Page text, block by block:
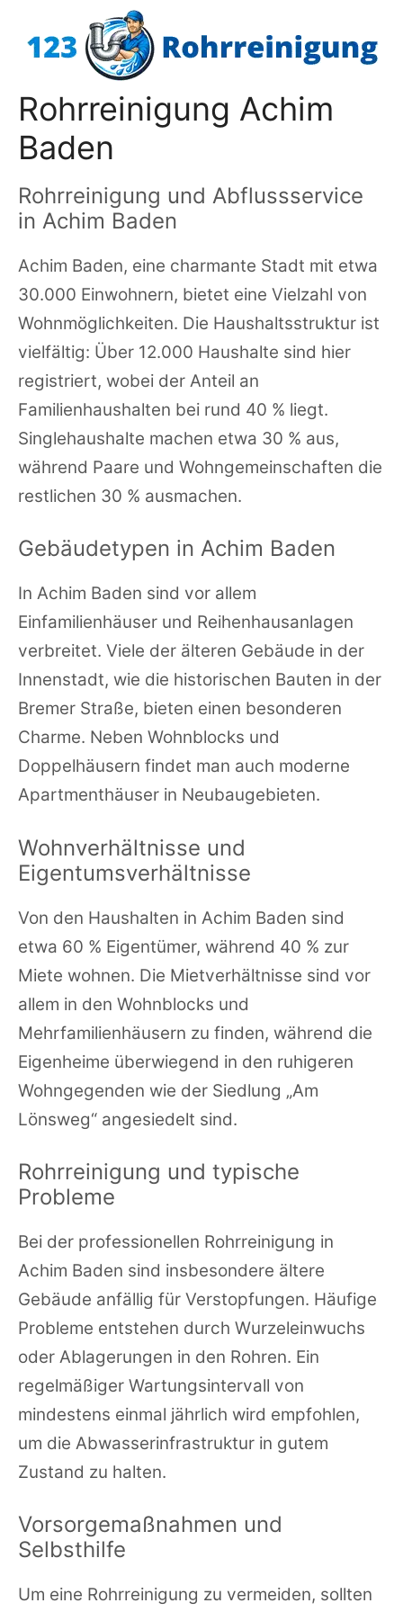
Inhalt
Rohrreinigung Achim
Baden
Rohrreinigung und Abflussservice
in Achim Baden
Achim Baden, eine charmante Stadt mit etwa
30.000 Einwohnern, bietet eine Vielzahl von
Wohnmöglichkeiten. Die Haushaltsstruktur ist
vielfältig: Über 12.000 Haushalte sind hier
registriert, wobei der Anteil an
Familienhaushalten bei rund 40 % liegt.
Singlehaushalte machen etwa 30 % aus,
während Paare und Wohngemeinschaften die
restlichen 30 % ausmachen.
Gebäudetypen in Achim Baden
In Achim Baden sind vor allem
Einfamilienhäuser und Reihenhausanlagen
verbreitet. Viele der älteren Gebäude in der
Innenstadt, wie die historischen Bauten in der
Bremer Straße, bieten einen besonderen
Charme. Neben Wohnblocks und
Doppelhäusern findet man auch moderne
Apartmenthäuser in Neubaugebieten.
Wohnverhältnisse und
Eigentumsverhältnisse
Von den Haushalten in Achim Baden sind
etwa 60 % Eigentümer, während 40 % zur
Miete wohnen. Die Mietverhältnisse sind vor
allem in den Wohnblocks und
Mehrfamilienhäusern zu finden, während die
Eigenheime überwiegend in den ruhigeren
Wohngegenden wie der Siedlung „Am
Lönsweg“ angesiedelt sind.
Rohrreinigung und typische
Probleme
Bei der professionellen Rohrreinigung in
Achim Baden sind insbesondere ältere
Gebäude anfällig für Verstopfungen. Häufige
Probleme entstehen durch Wurzeleinwuchs
oder Ablagerungen in den Rohren. Ein
regelmäßiger Wartungsintervall von
mindestens einmal jährlich wird empfohlen,
um die Abwasserinfrastruktur in gutem
Zustand zu halten.
Vorsorgemaßnahmen und
Selbsthilfe
Um eine Rohrreinigung zu vermeiden, sollten